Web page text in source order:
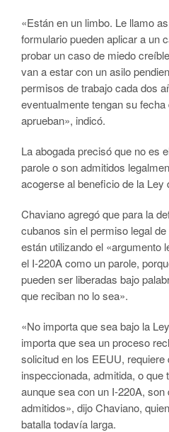
«Están en un limbo. Le llamo
formulario pueden aplicar a un
probar un caso de miedo
van a estar con un asilo
permisos de trabajo cada dos
eventualmente tengan su
aprueban», indicó.
La abogada precisó que no es
parole o son admitidos
acogerse al beneficio de la Ley
Chaviano agregó que para la
cubanos sin el permiso legal
están utilizando el «argumento
el I-220A como un parole,
pueden ser liberadas bajo
que reciban no lo sea».
«No importa que sea bajo la
importa que sea un proceso
solicitud en los EEUU, requiere
inspeccionada, admitida, o que
aunque sea con un I-220A, son
admitidos», dijo Chaviano,
batalla todavía larga.